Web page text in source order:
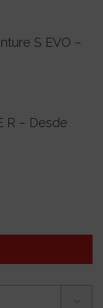
S EVO –
R – Desde